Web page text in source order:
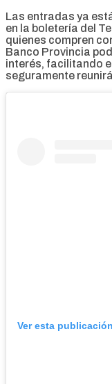
Las entradas ya
en la boletería del
quienes compren
Banco Provincia
interés, facilitando
seguramente
Ver esta